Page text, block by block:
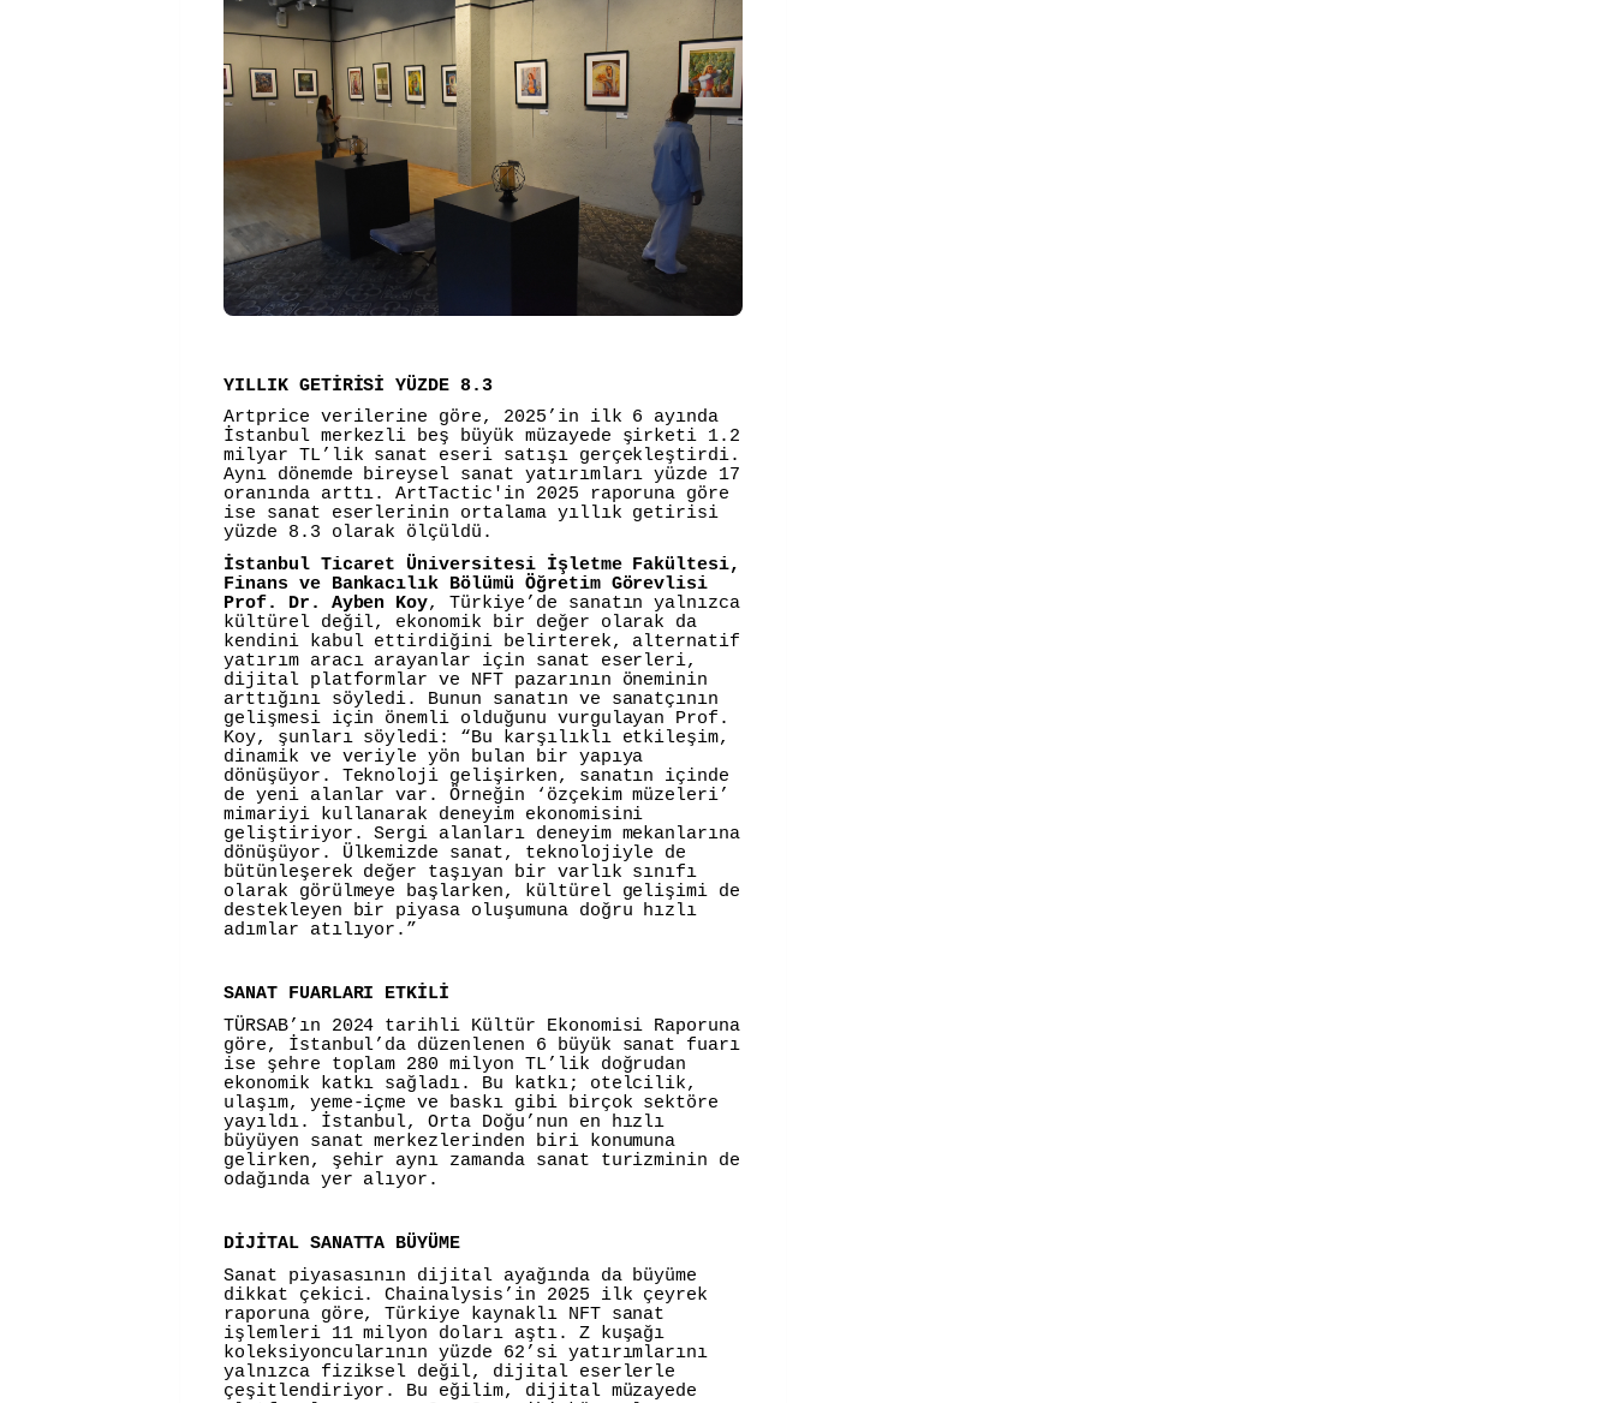
YILLIK GETİRİSİ YÜZDE 8.3
Artprice verilerine göre, 2025’in ilk 6 ayında
İstanbul merkezli beş büyük müzayede şirketi 1.2
milyar TL’lik sanat eseri satışı gerçekleştirdi.
Aynı dönemde bireysel sanat yatırımları yüzde 17
oranında arttı. ArtTactic'in 2025 raporuna göre
ise sanat eserlerinin ortalama yıllık getirisi
yüzde 8.3 olarak ölçüldü.
İstanbul Ticaret Üniversitesi İşletme Fakültesi,
Finans ve Bankacılık Bölümü Öğretim Görevlisi
Prof. Dr. Ayben Koy, Türkiye’de sanatın yalnızca
kültürel değil, ekonomik bir değer olarak da
kendini kabul ettirdiğini belirterek, alternatif
yatırım aracı arayanlar için sanat eserleri,
dijital platformlar ve NFT pazarının öneminin
arttığını söyledi. Bunun sanatın ve sanatçının
gelişmesi için önemli olduğunu vurgulayan Prof.
Koy, şunları söyledi: “Bu karşılıklı etkileşim,
dinamik ve veriyle yön bulan bir yapıya
dönüşüyor. Teknoloji gelişirken, sanatın içinde
de yeni alanlar var. Örneğin ‘özçekim müzeleri’
mimariyi kullanarak deneyim ekonomisini
geliştiriyor. Sergi alanları deneyim mekanlarına
dönüşüyor. Ülkemizde sanat, teknolojiyle de
bütünleşerek değer taşıyan bir varlık sınıfı
olarak görülmeye başlarken, kültürel gelişimi de
destekleyen bir piyasa oluşumuna doğru hızlı
adımlar atılıyor.”
SANAT FUARLARI ETKİLİ
TÜRSAB’ın 2024 tarihli Kültür Ekonomisi Raporuna
göre, İstanbul’da düzenlenen 6 büyük sanat fuarı
ise şehre toplam 280 milyon TL’lik doğrudan
ekonomik katkı sağladı. Bu katkı; otelcilik,
ulaşım, yeme-içme ve baskı gibi birçok sektöre
yayıldı. İstanbul, Orta Doğu’nun en hızlı
büyüyen sanat merkezlerinden biri konumuna
gelirken, şehir aynı zamanda sanat turizminin de
odağında yer alıyor.
DİJİTAL SANATTA BÜYÜME
Sanat piyasasının dijital ayağında da büyüme
dikkat çekici. Chainalysis’in 2025 ilk çeyrek
raporuna göre, Türkiye kaynaklı NFT sanat
işlemleri 11 milyon doları aştı. Z kuşağı
koleksiyoncularının yüzde 62’si yatırımlarını
yalnızca fiziksel değil, dijital eserlerle
çeşitlendiriyor. Bu eğilim, dijital müzayede